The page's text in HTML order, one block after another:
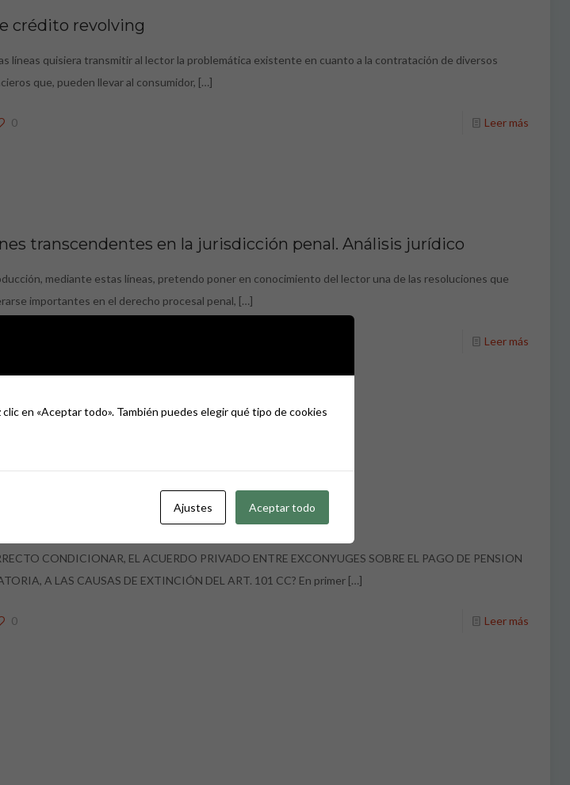
crédito revolving
líneas quisiera transmitir al lector la problemática existente en cuanto a la contratación de diversos
que, pueden llevar al consumidor, […]
0 Leer más
transcendentes en la jurisdicción penal. Análisis jurídico
mediante estas líneas, pretendo poner en conocimiento del lector una de las resoluciones que
importantes en el derecho procesal penal, […]
Leer más
CONDICIONAR, EL ACUERDO PRIVADO ENTRE EXCONYUGES SOBRE EL PAGO DE PENSION
A LAS CAUSAS DE EXTINCIÓN DEL ART. 101 CC? En primer[…]
0 Leer más
en «Aceptar todo». También puedes elegir qué tipo de cookies
Ajustes Aceptar todo